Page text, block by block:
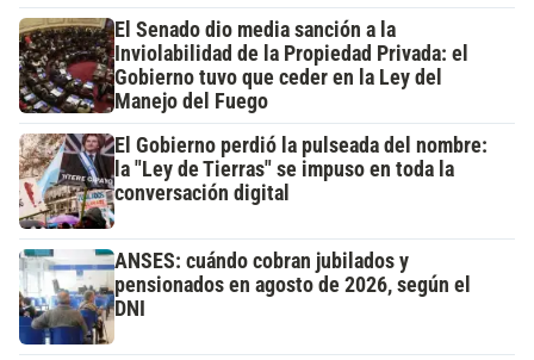
El Senado dio media sanción a la
Inviolabilidad de la Propiedad Privada: el
Gobierno tuvo que ceder en la Ley del
Manejo del Fuego
El Gobierno perdió la pulseada del nombre:
la "Ley de Tierras" se impuso en toda la
conversación digital
ANSES: cuándo cobran jubilados y
pensionados en agosto de 2026, según el
DNI